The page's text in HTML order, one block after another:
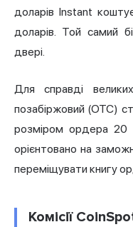
доларів Instant
доларів. Той самий
двері.
Для справді
позабіржовий (OTC)
розміром ордера 20
орієнтовано на
переміщувати книгу
Комісії